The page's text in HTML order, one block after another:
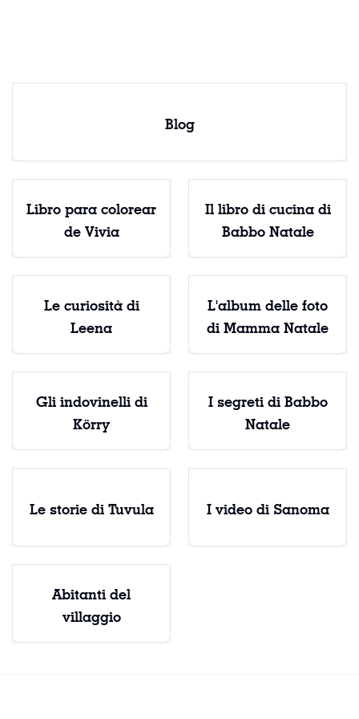
Blog
Libro para colorear
de Vivia
Il libro di cucina di
Babbo Natale
Le curiosità di
Leena
L'album delle foto
di Mamma Natale
Gli indovinelli di
Körry
I segreti di Babbo
Natale
Le storie di Tuvula I video di Sanoma
Abitanti del
villaggio